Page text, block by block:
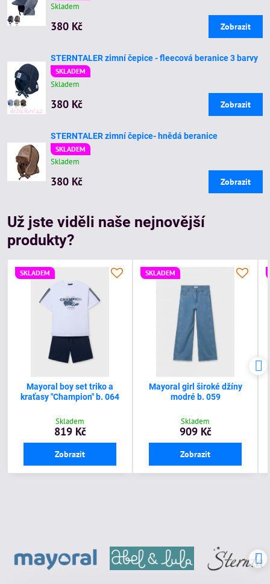
Skladem
380 Kč Zobrazit
STERNTALER zimní čepice - fleecová beranice 3 barvy
SKLADEM
Skladem
380 Kč Zobrazit
STERNTALER zimní čepice- hnědá beranice
SKLADEM
Skladem
380 Kč Zobrazit
Už jste viděli naše nejnovější
produkty?
SKLADEM
Mayoral boy set triko a
kraťasy "Champion" b. 064
Skladem
819 Kč
Zobrazit
SKLADEM
Mayoral girl široké džíny
modré b. 059
Skladem
909 Kč
Zobrazit